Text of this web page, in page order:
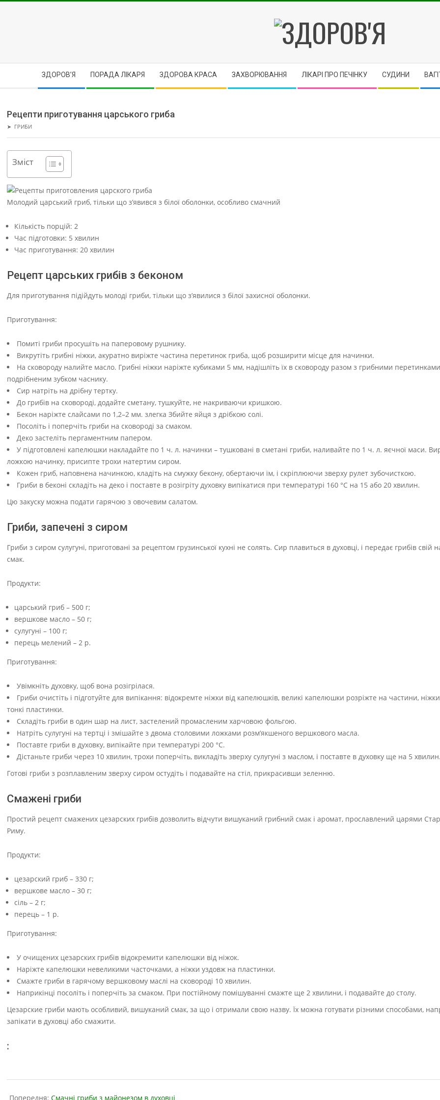
ЗДОРОВ'Я
ЗДОРОВ’Я ПОРАДА ЛІКАРЯ ЗДОРОВА КРАСА ЗАХВОРЮВАННЯ ЛІКАРІ ПРО ПЕЧІНКУ CУДИНИ
Рецепти приготування царського гриба
➤ ГРИБИ
Зміст
Молодий царський гриб, тільки що з’явився з білої оболонки, особливо смачний
Кількість порцій: 2
Час підготовки: 5 хвилин
Час приготування: 20 хвилин
Рецепт царських грибів з беконом
Для приготування підійдуть молоді гриби, тільки що з’явилися з білої захисної оболонки.
Приготування:
Помиті гриби просушіть на паперовому рушнику.
Викрутіть грибні ніжки, акуратно виріжте частина перетинок гриба, щоб розширити місце для начинки.
На сковороду налийте масло. Грибні ніжки наріжте кубиками 5 мм, надішліть їх в сковороду разом з грибними перетинками
подрібненим зубком часнику.
Сир натріть на дрібну тертку.
До грибів на сковороді, додайте сметану, тушкуйте, не накриваючи кришкою.
Бекон наріжте слайсами по 1,2–2 мм. злегка Збийте яйця з дрібкою солі.
Посоліть і поперчіть гриби на сковороді за смаком.
Деко застеліть пергаментним папером.
У підготовлені капелюшки накладайте по 1 ч. л. начинки – тушковані в сметані гриби, наливайте по 1 ч. л. яєчної маси.
ложкою начинку, присипте трохи натертим сиром.
Кожен гриб, наповнена начинкою, кладіть на смужку бекону, обертаючи їм, і скріплюючи зверху рулет зубочисткою.
Гриби в беконі складіть на деко і поставте в розігріту духовку випікатися при температурі 160 °C на 15 або 20 хвилин.
Цю закуску можна подати гарячою з овочевим салатом.
Гриби, запечені з сиром
Гриби з сиром сулугуні, приготовані за рецептом грузинської кухні не солять. Сир плавиться в духовці, і передає грибів свій
смак.
Продукти:
царський гриб – 500 г;
вершкове масло – 50 г;
сулугуні – 100 г;
перець мелений – 2 р.
Приготування:
Увімкніть духовку, щоб вона розігрілася.
Гриби очистіть і підготуйте для випікання: відокремте ніжки від капелюшків, великі капелюшки розріжте на частини,
тонкі пластинки.
Складіть гриби в один шар на лист, застелений промасленим харчовою фольгою.
Натріть сулугуні на тертці і змішайте з двома столовими ложками розм’якшеного вершкового масла.
Поставте гриби в духовку, випікайте при температурі 200 °C.
Дістаньте гриби через 10 хвилин, трохи поперчіть, викладіть зверху сулугуні з маслом, і поставте в духовку ще на 5 хвилин.
Готові гриби з розплавленим зверху сиром остудіть і подавайте на стіл, прикрасивши зеленню.
Смажені гриби
Простий рецепт смажених цезарских грибів дозволить відчути вишуканий грибний смак і аромат, прославлений царями
Риму.
Продукти:
цезарский гриб – 330 г;
вершкове масло – 30 г;
сіль – 2 г;
перець – 1 р.
Приготування:
У очищених цезарских грибів відокремити капелюшки від ніжок.
Наріжте капелюшки невеликими часточками, а ніжки уздовж на пластинки.
Смажте гриби в гарячому вершковому маслі на сковороді 10 хвилин.
Наприкінці посоліть і поперчіть за смаком. При постійному помішуванні смажте ще 2 хвилини, і подавайте до столу.
Цезарские гриби мають особливий, вишуканий смак, за що і отримали свою назву. Їх можна готувати різними способами,
запікати в духовці або смажити.
:
01-
Попередня: Смачні гриби з майонезом в духовці